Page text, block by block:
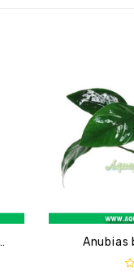
(Lanceolata) Anubias